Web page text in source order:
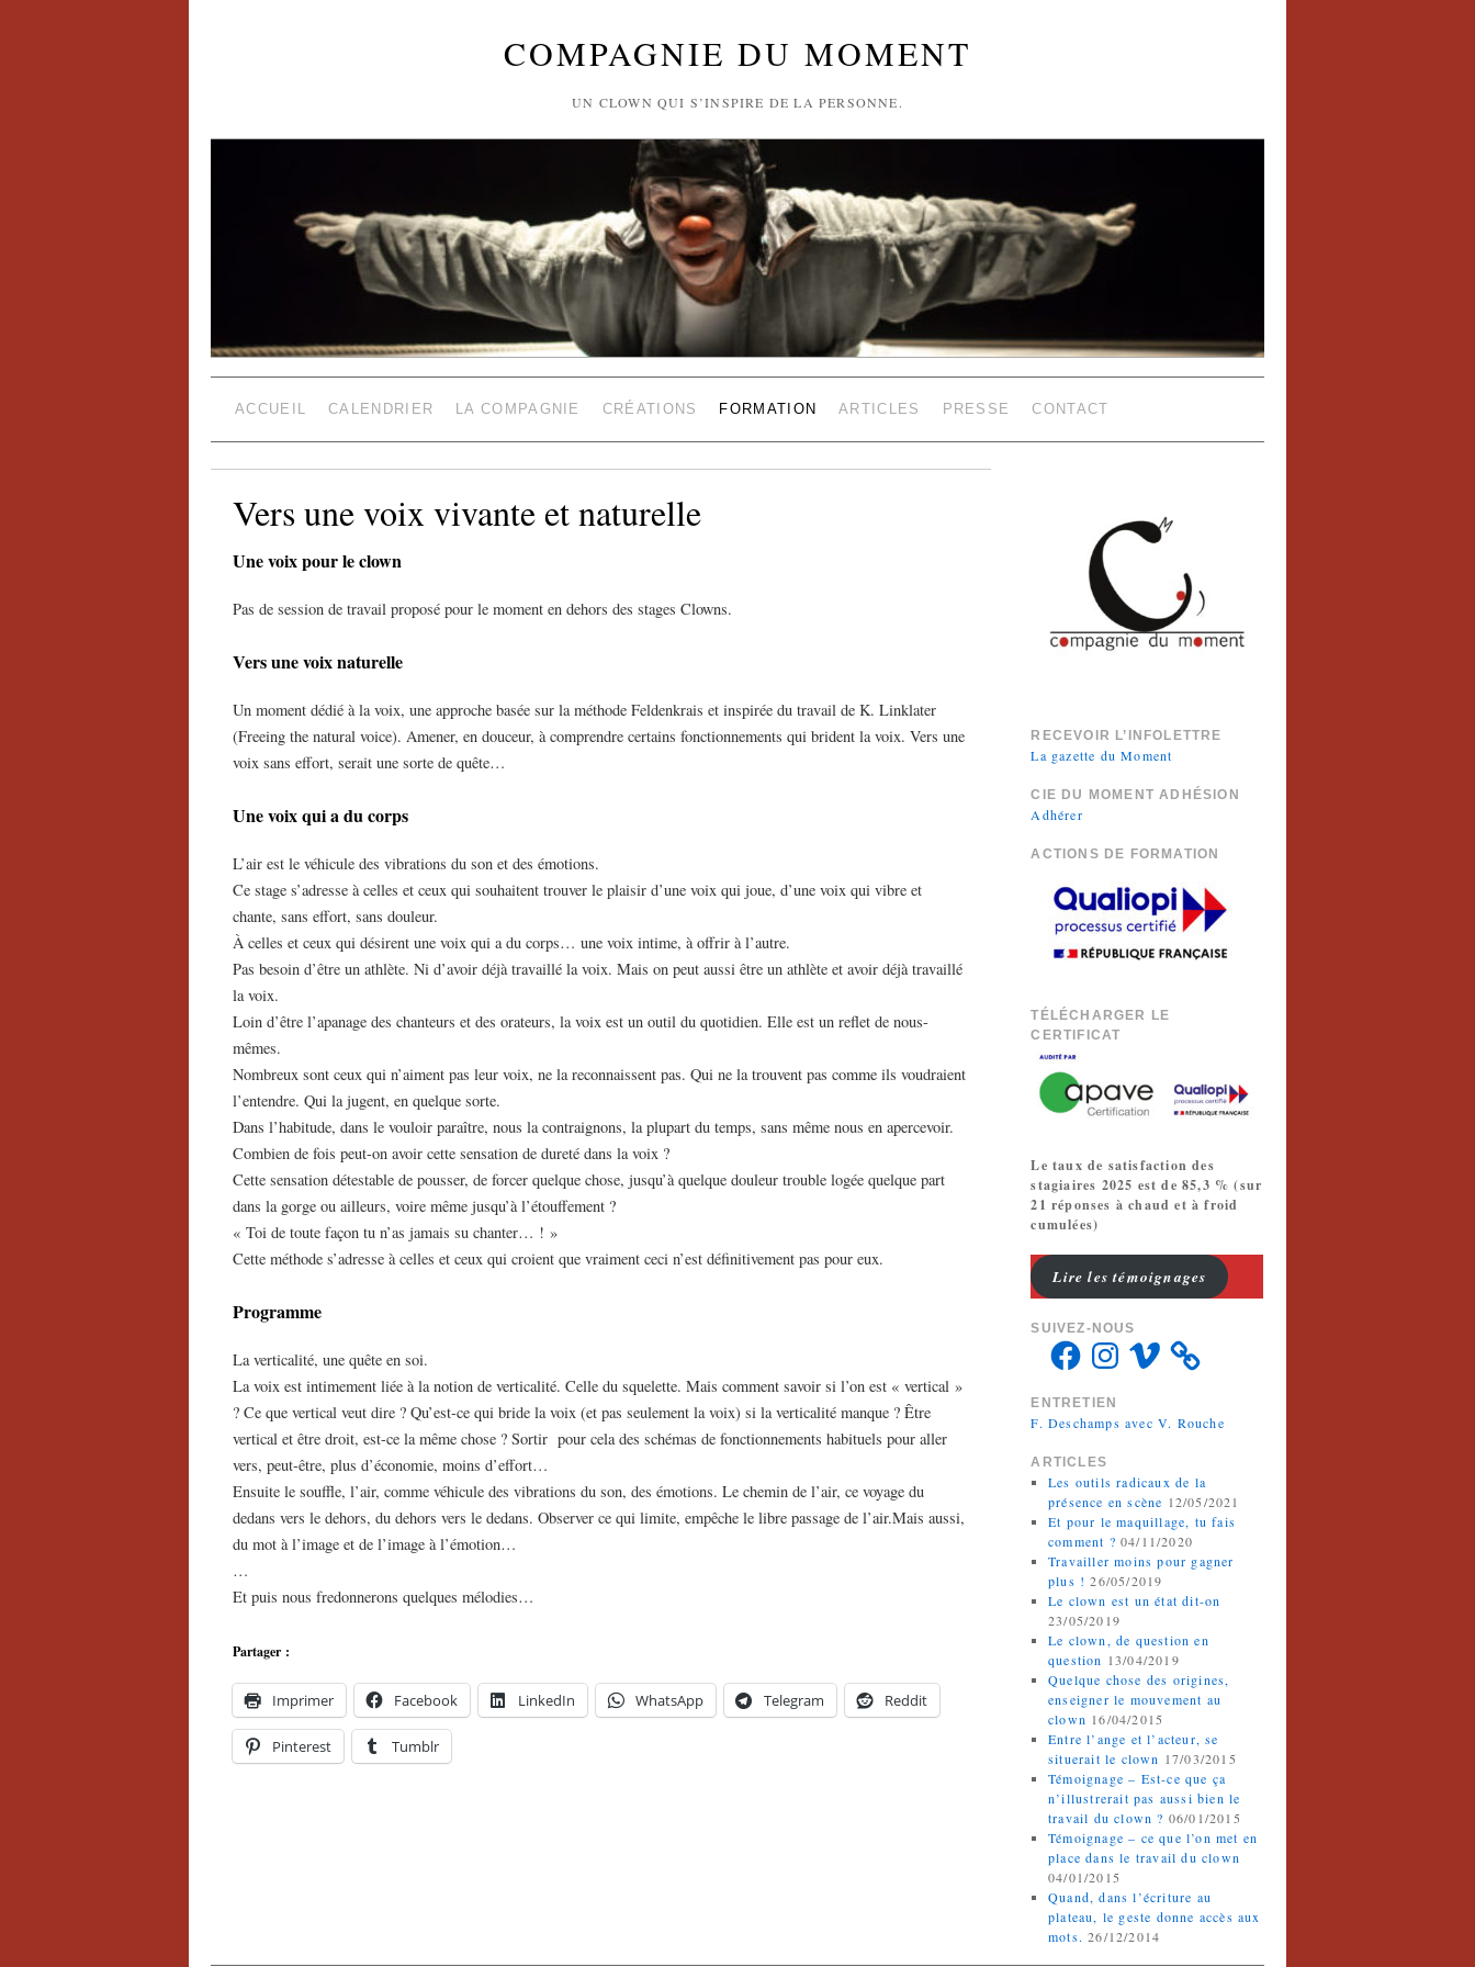
COMPAGNIE DU MOMENT
UN CLOWN QUI S’INSPIRE DE LA PERSONNE.
ACCUEIL CALENDRIER LA COMPAGNIE CRÉATIONS FORMATION ARTICLES PRESSE CONTACT
Vers une voix vivante et naturelle
Une voix pour le clown
Pas de session de travail proposé pour le moment en dehors des stages Clowns.
Vers une voix naturelle
Un moment dédié à la voix, une approche basée sur la méthode Feldenkrais et inspirée du travail de K. Linklater
(Freeing the natural voice). Amener, en douceur, à comprendre certains fonctionnements qui brident la voix. Vers une
voix sans effort, serait une sorte de quête…
Une voix qui a du corps
L’air est le véhicule des vibrations du son et des émotions.
Ce stage s’adresse à celles et ceux qui souhaitent trouver le plaisir d’une voix qui joue, d’une voix qui vibre et
chante, sans effort, sans douleur.
À celles et ceux qui désirent une voix qui a du corps… une voix intime, à offrir à l’autre.
Pas besoin d’être un athlète. Ni d’avoir déjà travaillé la voix. Mais on peut aussi être un athlète et avoir déjà travaillé
la voix.
Loin d’être l’apanage des chanteurs et des orateurs, la voix est un outil du quotidien. Elle est un reflet de nous-
mêmes.
Nombreux sont ceux qui n’aiment pas leur voix, ne la reconnaissent pas. Qui ne la trouvent pas comme ils voudraient
l’entendre. Qui la jugent, en quelque sorte.
Dans l’habitude, dans le vouloir paraître, nous la contraignons, la plupart du temps, sans même nous en apercevoir.
Combien de fois peut-on avoir cette sensation de dureté dans la voix ?
Cette sensation détestable de pousser, de forcer quelque chose, jusqu’à quelque douleur trouble logée quelque part
dans la gorge ou ailleurs, voire même jusqu’à l’étouffement ?
« Toi de toute façon tu n’as jamais su chanter… ! »
Cette méthode s’adresse à celles et ceux qui croient que vraiment ceci n’est définitivement pas pour eux.
Programme
La verticalité, une quête en soi.
La voix est intimement liée à la notion de verticalité. Celle du squelette. Mais comment savoir si l’on est « vertical »
? Ce que vertical veut dire ? Qu’est-ce qui bride la voix (et pas seulement la voix) si la verticalité manque ? Être
vertical et être droit, est-ce la même chose ? Sortir pour cela des schémas de fonctionnements habituels pour aller
vers, peut-être, plus d’économie, moins d’effort…
Ensuite le souffle, l’air, comme véhicule des vibrations du son, des émotions. Le chemin de l’air, ce voyage du
dedans vers le dehors, du dehors vers le dedans. Observer ce qui limite, empêche le libre passage de l’air.Mais aussi,
du mot à l’image et de l’image à l’émotion…
…
Et puis nous fredonnerons quelques mélodies…
Partager :
Imprimer Facebook LinkedIn WhatsApp Telegram Reddit
Pinterest Tumblr
RECEVOIR L’INFOLETTRE
La gazette du Moment
CIE DU MOMENT ADHÉSION
Adhérer
ACTIONS DE FORMATION
TÉLÉCHARGER LE
CERTIFICAT
Le taux de satisfaction des
stagiaires 2025 est de 85,3 % (sur
21 réponses à chaud et à froid
cumulées)
Lire les témoignages
SUIVEZ-NOUS
ENTRETIEN
F. Deschamps avec V. Rouche
ARTICLES
Les outils radicaux de la
présence en scène 12/05/2021
Et pour le maquillage, tu fais
comment ? 04/11/2020
Travailler moins pour gagner
plus ! 26/05/2019
Le clown est un état dit-on
23/05/2019
Le clown, de question en
question 13/04/2019
Quelque chose des origines,
enseigner le mouvement au
clown 16/04/2015
Entre l’ange et l’acteur, se
situerait le clown 17/03/2015
Témoignage – Est-ce que ça
n’illustrerait pas aussi bien le
travail du clown ? 06/01/2015
Témoignage – ce que l’on met en
place dans le travail du clown
04/01/2015
Quand, dans l’écriture au
plateau, le geste donne accès aux
mots. 26/12/2014